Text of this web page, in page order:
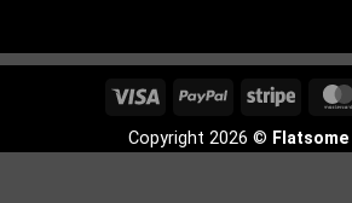
Visa PayPal Stripe
Copyright 2026 ©